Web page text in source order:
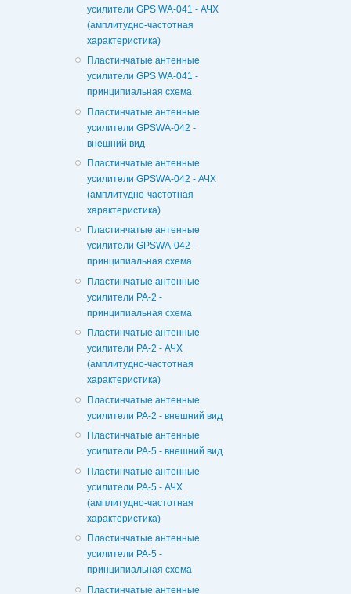
усилители GPS WA-041 - АЧХ
(амплитудно-частотная
характеристика)
Пластинчатые антенные
усилители GPS WA-041 -
принципиальная схема
Пластинчатые антенные
усилители GPSWA-042 -
внешний вид
Пластинчатые антенные
усилители GPSWA-042 - АЧХ
(амплитудно-частотная
характеристика)
Пластинчатые антенные
усилители GPSWA-042 -
принципиальная схема
Пластинчатые антенные
усилители PA-2 -
принципиальная схема
Пластинчатые антенные
усилители PA-2 - АЧХ
(амплитудно-частотная
характеристика)
Пластинчатые антенные
усилители PA-2 - внешний вид
Пластинчатые антенные
усилители PA-5 - внешний вид
Пластинчатые антенные
усилители PA-5 - АЧХ
(амплитудно-частотная
характеристика)
Пластинчатые антенные
усилители PA-5 -
принципиальная схема
Пластинчатые антенные